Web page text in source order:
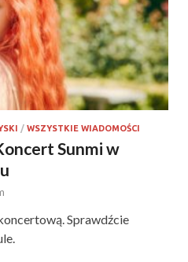
/ WSZYSTKIE WIADOMOŚCI
Sunmi w
Sprawdźcie